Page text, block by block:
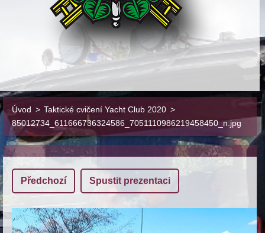
Úvod > Taktické cvičení Yacht Club 2020 >
85012734_611666736324586_7051110986219458450_n.jpg
Předchozí Spustit prezentaci